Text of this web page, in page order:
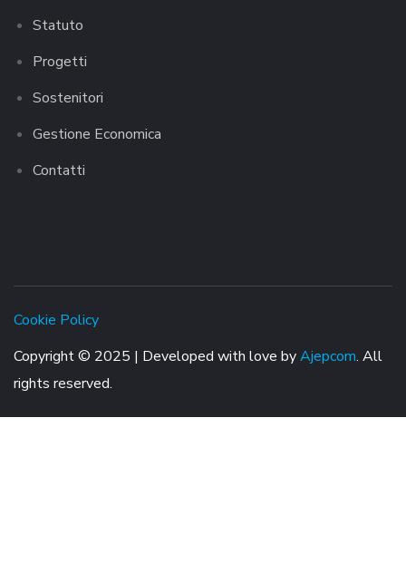
Statuto
Progetti
Sostenitori
Gestione Economica
Contatti
Cookie Policy
Copyright © 2025 | Developed with love byAjepcom. All
rights reserved.